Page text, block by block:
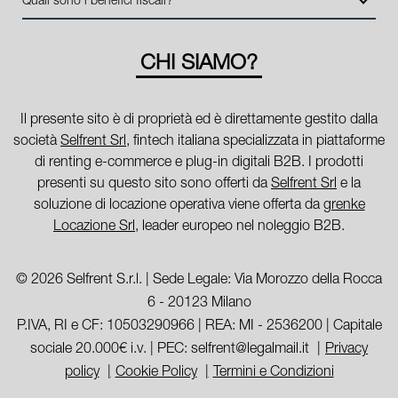
richiesta da parte della stessa.
bilancio, poiché i canoni vengono considerati un servizio. I
canoni di noleggio sono deducibili ai fini IRES e IRAP
CHI SIAMO?
Il presente sito è di proprietà ed è direttamente gestito dalla
società Selfrent Srl, fintech italiana specializzata in piattaforme
di renting e-commerce e plug-in digitali B2B. I prodotti
presenti su questo sito sono offerti da Selfrent Srl e la
soluzione di locazione operativa viene offerta da grenke
Locazione Srl, leader europeo nel noleggio B2B.
© 2026 Selfrent S.r.l. | Sede Legale: Via Morozzo della Rocca
6 - 20123 Milano
P.IVA, RI e CF: 10503290966 | REA: MI - 2536200 | Capitale
sociale 20.000€ i.v. | PEC: selfrent@legalmail.it
Privacy
policy
Cookie Policy Termini e Condizioni